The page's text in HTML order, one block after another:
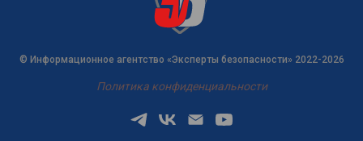
© Информационное агентство «Эксперты безопасности» 2022-2026
Политика конфиденциальности